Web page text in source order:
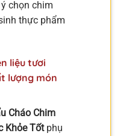
chọn chim
thực phẩm
liệu tươi
lượng món
Cháo Chim
Khỏe Tốtphụ